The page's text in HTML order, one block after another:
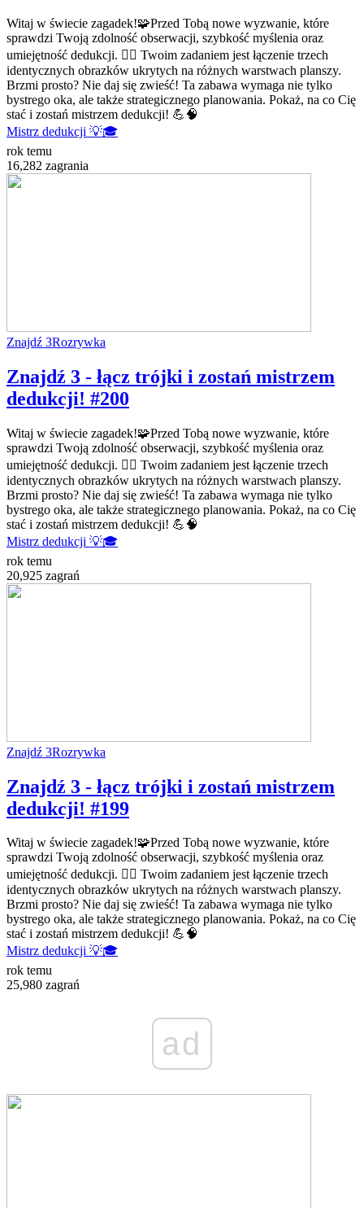
Witaj w świecie zagadek!🧩Przed Tobą nowe wyzwanie, które
sprawdzi Twoją zdolność obserwacji, szybkość myślenia oraz
umiejętność dedukcji. 🕵️‍♂️ Twoim zadaniem jest łączenie trzech
identycznych obrazków ukrytych na różnych warstwach planszy.
Brzmi prosto? Nie daj się zwieść! Ta zabawa wymaga nie tylko
bystrego oka, ale także strategicznego planowania. Pokaż, na co Cię
stać i zostań mistrzem dedukcji! 💪🧠
Mistrz dedukcji 💡🎓
rok temu
16,282 zagrania
Znajdź 3Rozrywka
Znajdź 3 - łącz trójki i zostań mistrzem
dedukcji! #200
Witaj w świecie zagadek!🧩Przed Tobą nowe wyzwanie, które
sprawdzi Twoją zdolność obserwacji, szybkość myślenia oraz
umiejętność dedukcji. 🕵️‍♂️ Twoim zadaniem jest łączenie trzech
identycznych obrazków ukrytych na różnych warstwach planszy.
Brzmi prosto? Nie daj się zwieść! Ta zabawa wymaga nie tylko
bystrego oka, ale także strategicznego planowania. Pokaż, na co Cię
stać i zostań mistrzem dedukcji! 💪🧠
Mistrz dedukcji 💡🎓
rok temu
20,925 zagrań
Znajdź 3Rozrywka
Znajdź 3 - łącz trójki i zostań mistrzem
dedukcji! #199
Witaj w świecie zagadek!🧩Przed Tobą nowe wyzwanie, które
sprawdzi Twoją zdolność obserwacji, szybkość myślenia oraz
umiejętność dedukcji. 🕵️‍♂️ Twoim zadaniem jest łączenie trzech
identycznych obrazków ukrytych na różnych warstwach planszy.
Brzmi prosto? Nie daj się zwieść! Ta zabawa wymaga nie tylko
bystrego oka, ale także strategicznego planowania. Pokaż, na co Cię
stać i zostań mistrzem dedukcji! 💪🧠
Mistrz dedukcji 💡🎓
rok temu
25,980 zagrań
ad